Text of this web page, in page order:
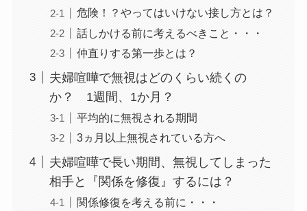
危険！？やってはいけない接し方とは？
話しかける前に考えるべきこと・・・
仲直りする第一歩とは？
夫婦喧嘩で無視はどのくらい続くの
か？ 1週間、1か月？
平均的に無視される期間
3ヵ月以上無視されている方へ
夫婦喧嘩で長い期間、無視してしまった
相手と『関係を修復』するには？
関係修復を考える前に・・・